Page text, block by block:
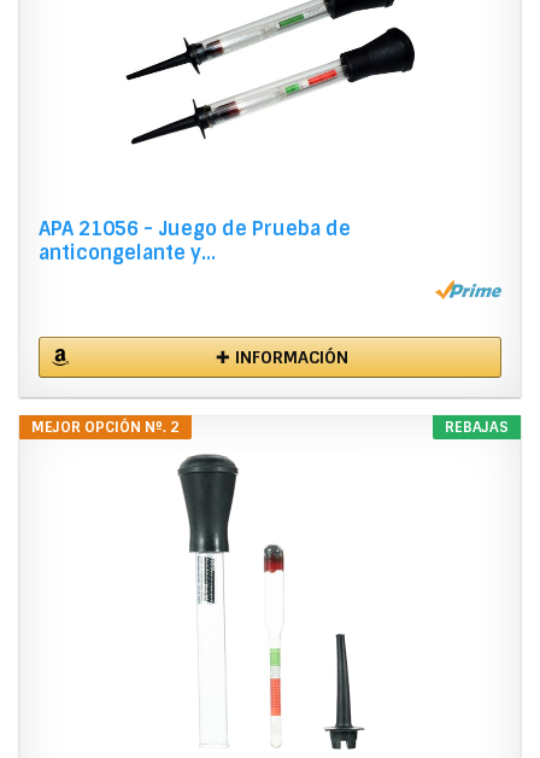
APA 21056 - Juego de Prueba de
anticongelante y...
✚ INFORMACIÓN
REBAJAS
MEJOR OPCIÓN Nº. 2